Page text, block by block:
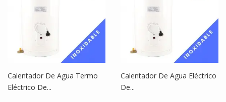
Calentador De Agua Termo
Eléctrico De...
Calentador De Agua Eléctrico
De...